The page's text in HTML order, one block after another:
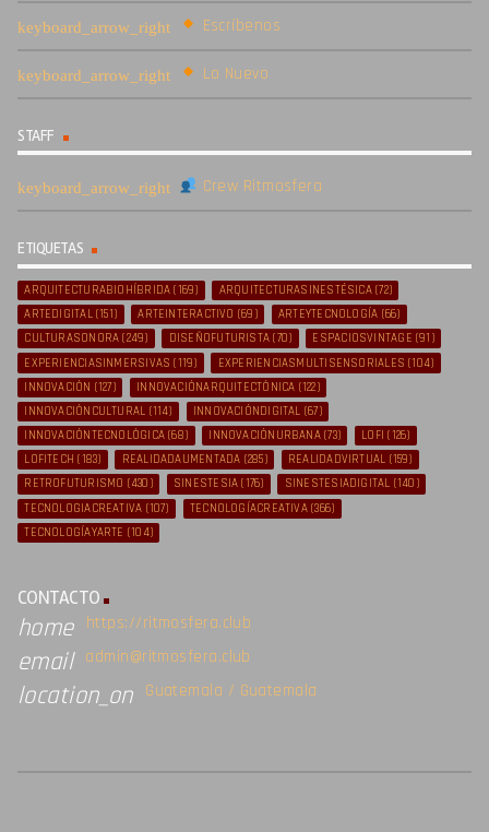
Escríbenos
Lo Nuevo
STAFF
Crew Ritmosfera
ETIQUETAS
ARQUITECTURABIOHÍBRIDA (169) ARQUITECTURASINESTÉSICA(72)
ARTEDIGITAL(151) ARTEINTERACTIVO (69) ARTEYTECNOLOGÍA (66)
CULTURASONORA (249) DISEÑOFUTURISTA (70) ESPACIOSVINTAGE (91)
EXPERIENCIASINMERSIVAS (119) EXPERIENCIASMULTISENSORIALES (104)
INNOVACIÓN (127) INNOVACIÓNARQUITECTÓNICA (122)
INNOVACIÓNCULTURAL (114) INNOVACIÓNDIGITAL (67)
INNOVACIÓNTECNOLÓGICA (68) INNOVACIÓNURBANA(73) LOFI (126)
LOFITECH (183) REALIDADAUMENTADA (285) REALIDADVIRTUAL (159)
RETROFUTURISMO (430) SINESTESIA (176) SINESTESIADIGITAL (140)
TECNOLOGIACREATIVA (107) TECNOLOGÍACREATIVA(366)
TECNOLOGÍAYARTE (104)
CONTACTO
home https://ritmosfera.club
email admin@ritmosfera.club
location_on Guatemala / Guatemala